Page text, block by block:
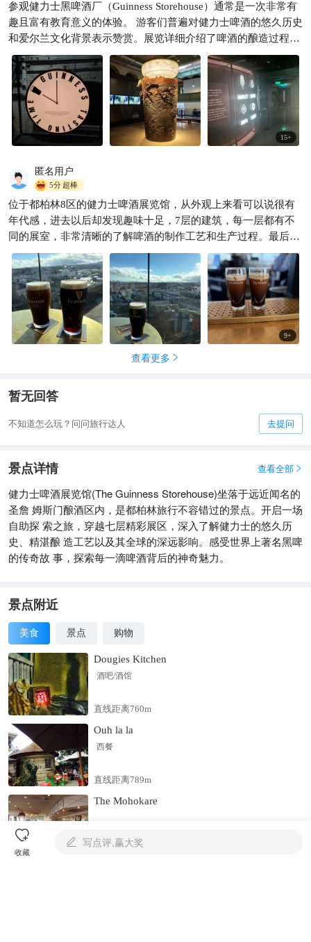
都柏林顶流地标✨一杯黑啤装
下整个爱尔兰
参观健力士黑啤酒厂（Guinness Storehouse）通常是一次非常有
趣且富有教育意义的体验。 游客们普遍对健力士啤酒的悠久历史
和爱尔兰文化背景表示赞赏。展览详细介绍了啤酒的酿造过程、
品牌发展历程以及其在全球的影响力。 许多游客喜欢互动式的展
览，特别是可以亲自参与的部分，如学习如何完美地倒出一品脱
健力士黑啤酒，并获得证书。 位于顶层的重力酒吧（Gravity
Bar）提供了都柏林市的全景视野，是参观的亮点之一。游客可
以一边享用免费的健力士啤酒，一边欣赏城市美景。 礼品店提供
了丰富的健力士品牌纪念品，从服装到啤酒杯，应有尽有，是购
识丰富，能够提供详细的讲解和回答游客的问题。 厂内的餐厅和
咖啡馆提供多种选择，游客可以品尝到与健力士啤酒搭配的美
食。 虽然主要是啤酒相关的展览，但也有一些适合家庭的活动和
展览，使得不同年龄段的游客都能找到乐趣。 总的来说，健力士
黑啤酒厂的参观体验通常被认为是值得的，尤其是对于啤酒爱好
15+
匿名用户
5分超棒
位于都柏林8区的健力士啤酒展览馆，从外观上来看可以说很有
年代感，进去以后却发现趣味十足，7层的建筑，每一层都有不
同的展室，非常清晰的了解啤酒的制作工艺和生产过程。最后一
层的啤酒体验区非常漂亮，品尝着刚刚下线的啤酒，很快乐很享
受！
9+
查看更多 
暂无回答
不知道怎么玩？问问旅行达人 去提问
景点详情 查看全部 
健力士啤酒展览馆(The Guinness Storehouse)坐落于远近闻名的
圣詹 姆斯门酿酒区内，是都柏林旅行不容错过的景点。开启一场
自助探 索之旅，穿越七层精彩展区，深入了解健力士的悠久历
史、精湛酿 造工艺以及其全球的深远影响。感受世界上著名黑啤
的传奇故 事，探索每一滴啤酒背后的神奇魅力。
景点附近
美食 景点 购物
Dougies Kitchen
酒吧/酒馆
直线距离760m
Ouh la la
西餐
直线距离789m
The Mohokare
直线距离491m

收藏
 写点评,赢大奖